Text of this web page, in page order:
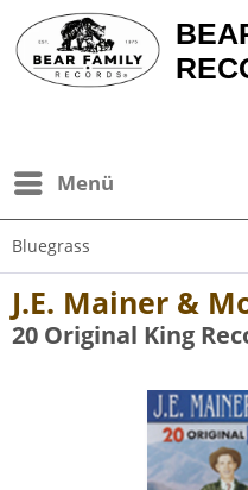
Menü
Bluegrass
J.E. Mainer &
20 Original King